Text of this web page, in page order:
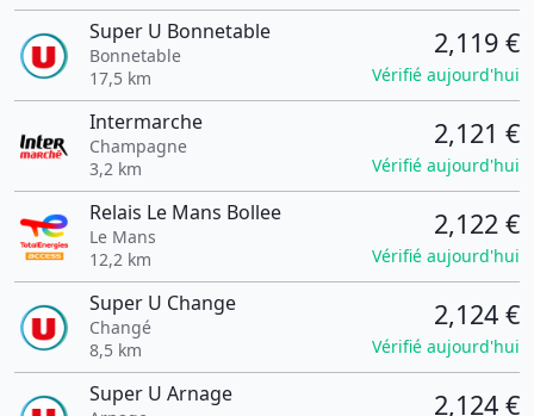
Super U Bonnetable
Bonnetable
17,5 km
2,119 €
Vérifié aujourd'hui
Intermarche
Champagne
3,2 km
2,121 €
Vérifié aujourd'hui
Relais Le Mans Bollee
Le Mans
12,2 km
2,122 €
Vérifié aujourd'hui
Super U Change
Changé
8,5 km
2,124 €
Vérifié aujourd'hui
Super U Arnage 2,124 €